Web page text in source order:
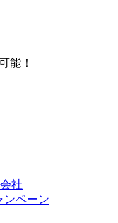
能！
社
ンペーン